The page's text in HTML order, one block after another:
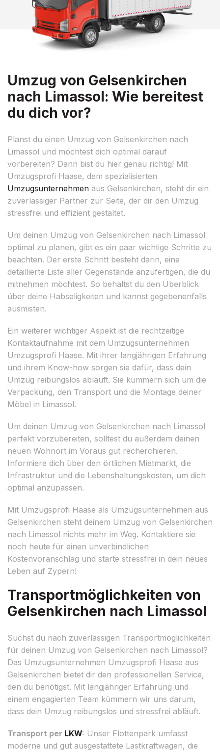
Umzug von Gelsenkirchen
nach Limassol: Wie bereitest
du dich vor?
Planst du einen Umzug von Gelsenkirchen nach
Limassol und möchtest dich optimal darauf
vorbereiten? Dann bist du hier genau richtig! Mit
Umzugsprofi Haase, dem spezialisierten
Umzugsunternehmen aus Gelsenkirchen, steht dir ein
zuverlässiger Partner zur Seite, der dir den Umzug
stressfrei und effizient gestaltet.
Um deinen Umzug von Gelsenkirchen nach Limassol
optimal zu planen, gibt es ein paar wichtige Schritte zu
beachten. Der erste Schritt besteht darin, eine
detaillierte Liste aller Gegenstände anzufertigen, die du
mitnehmen möchtest. So behältst du den Überblick
über deine Habseligkeiten und kannst gegebenenfalls
ausmisten.
Ein weiterer wichtiger Aspekt ist die rechtzeitige
Kontaktaufnahme mit dem Umzugsunternehmen
Umzugsprofi Haase. Mit ihrer langjährigen Erfahrung
und ihrem Know-how sorgen sie dafür, dass dein
Umzug reibungslos abläuft. Sie kümmern sich um die
Verpackung, den Transport und die Montage deiner
Möbel in Limassol.
Um deinen Umzug von Gelsenkirchen nach Limassol
perfekt vorzubereiten, solltest du außerdem deinen
neuen Wohnort im Voraus gut recherchieren.
Informiere dich über den örtlichen Mietmarkt, die
Infrastruktur und die Lebenshaltungskosten, um dich
optimal anzupassen.
Mit Umzugsprofi Haase als Umzugsunternehmen aus
Gelsenkirchen steht deinem Umzug von Gelsenkirchen
nach Limassol nichts mehr im Weg. Kontaktiere sie
noch heute für einen unverbindlichen
Kostenvoranschlag und starte stressfrei in dein neues
Leben auf Zypern!
Transportmöglichkeiten von
Gelsenkirchen nach Limassol
Suchst du nach zuverlässigen Transportmöglichkeiten
für deinen Umzug von Gelsenkirchen nach Limassol?
Das Umzugsunternehmen Umzugsprofi Haase aus
Gelsenkirchen bietet dir den professionellen Service,
den du benötigst. Mit langjähriger Erfahrung und
einem engagierten Team kümmern wir uns darum,
dass dein Umzug reibungslos und stressfrei abläuft.
Transport per LKW: Unser Flottenpark umfasst
moderne und gut ausgestattete Lastkraftwagen, die